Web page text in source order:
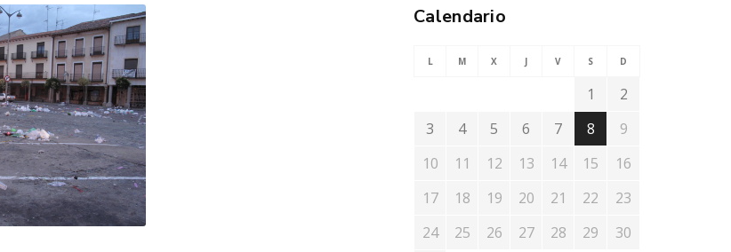
Calendario
L M X J V S D
1
2
3
4 5 6 7 8
9
10
11 12 13 14 15
16
17
18 19 20 21 22
23
24
25 26 27 28 29
30